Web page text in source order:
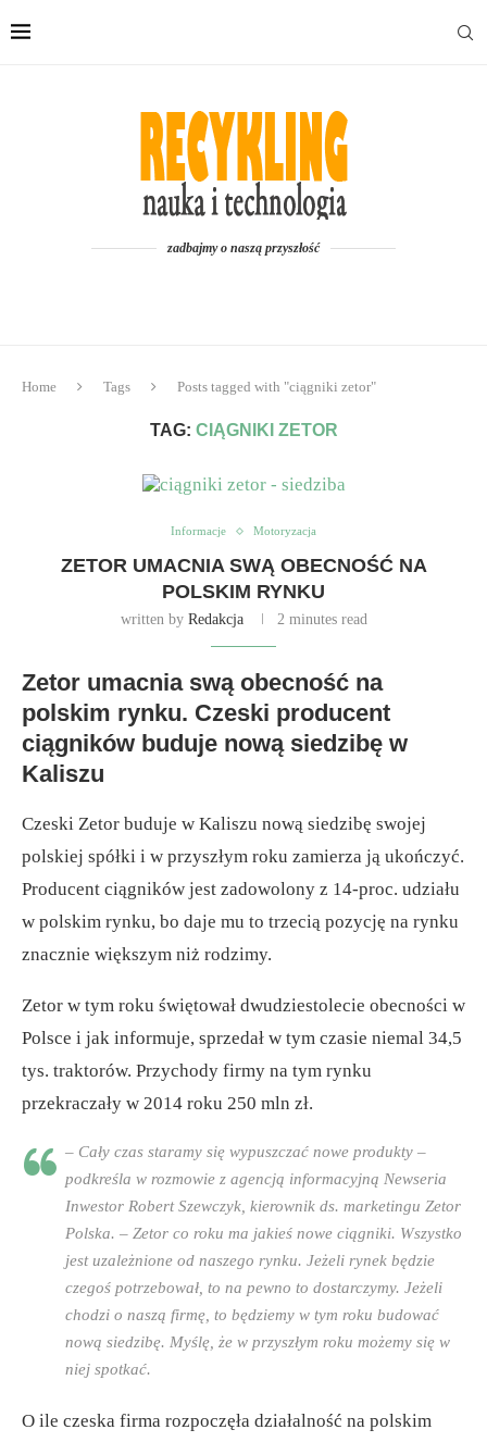
zadbajmy o naszą przyszłość
Home Tags Posts tagged with "ciągniki zetor"
TAG: CIĄGNIKI ZETOR
Informacje Motoryzacja
ZETOR UMACNIA SWĄ OBECNOŚĆ NA
POLSKIM RYNKU
written by Redakcja 2 minutes read
Zetor umacnia swą obecność na
polskim rynku. Czeski producent
ciągników buduje nową siedzibę w
Kaliszu
Czeski Zetor buduje w Kaliszu nową siedzibę swojej
polskiej spółki i w przyszłym roku zamierza ją ukończyć.
Producent ciągników jest zadowolony z 14-proc. udziału
w polskim rynku, bo daje mu to trzecią pozycję na rynku
znacznie większym niż rodzimy.
Zetor w tym roku świętował dwudziestolecie obecności w
Polsce i jak informuje, sprzedał w tym czasie niemal 34,5
tys. traktorów. Przychody firmy na tym rynku
przekraczały w 2014 roku 250 mln zł.
– Cały czas staramy się wypuszczać nowe produkty –
podkreśla w rozmowie z agencją informacyjną Newseria
Inwestor Robert Szewczyk, kierownik ds. marketingu Zetor
Polska. – Zetor co roku ma jakieś nowe ciągniki. Wszystko
jest uzależnione od naszego rynku. Jeżeli rynek będzie
czegoś potrzebował, to na pewno to dostarczymy. Jeżeli
chodzi o naszą firmę, to będziemy w tym roku budować
nową siedzibę. Myślę, że w przyszłym roku możemy się w
niej spotkać.
O ile czeska firma rozpoczęła działalność na polskim